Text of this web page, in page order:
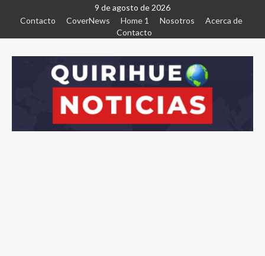
9 de agosto de 2026
Contacto
CoverNews Home 1 Nosotros
Acerca de
Contacto